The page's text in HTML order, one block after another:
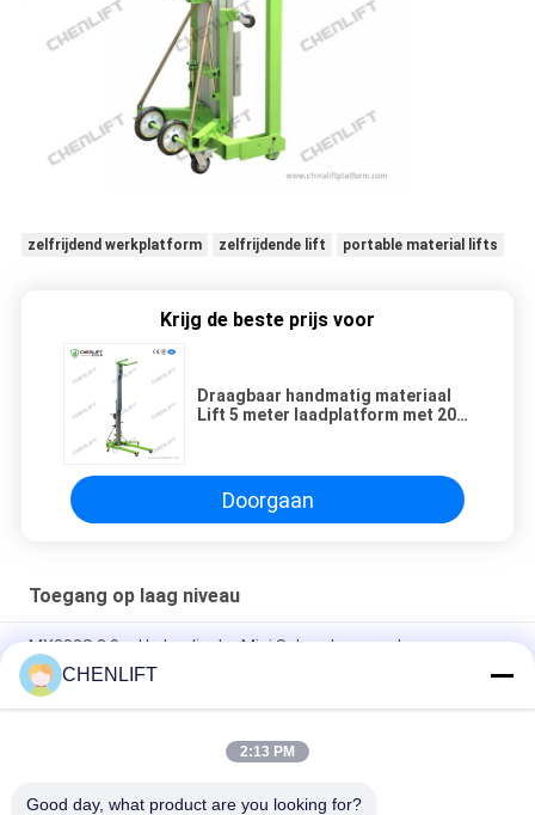
zelfrijdend werkplatform zelfrijdende lift portable material lifts
Krijg de beste prijs voor
Draagbaar handmatig materiaal
Lift 5 meter laadplatform met 200
Doorgaan
Toegang op laag niveau
MX390S 3,9m Hydraulische Mini Schaarhoogwerker voor
Luchtwerk
Mini mobiele schaarhef van 3 meter hoogte
Enkelvoudige mast hoogwerker handmatig duwen verticale lift
CHENLIFT
2:13 PM
Good day, what product are you looking for?